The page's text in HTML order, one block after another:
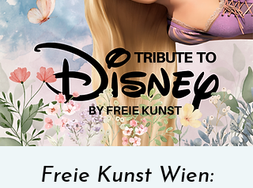
Freie Kunst Wien: